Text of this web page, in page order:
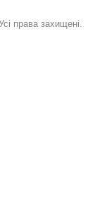
права захищені.